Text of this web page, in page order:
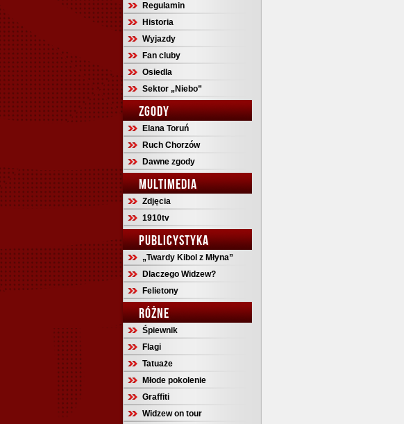
Regulamin
Historia
Wyjazdy
Fan cluby
Osiedla
Sektor „Niebo”
ZGODY
Elana Toruń
Ruch Chorzów
Dawne zgody
MULTIMEDIA
Zdjęcia
1910tv
PUBLICYSTYKA
„Twardy Kibol z Młyna”
Dlaczego Widzew?
Felietony
RÓŻNE
Śpiewnik
Flagi
Tatuaże
Młode pokolenie
Graffiti
Widzew on tour